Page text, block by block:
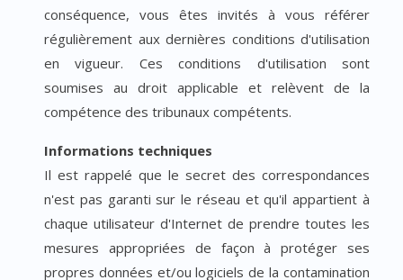
conséquence, vous êtes invités à vous référer
régulièrement aux dernières conditions d'utilisation
en vigueur. Ces conditions d'utilisation sont
soumises au droit applicable et relèvent de la
compétence des tribunaux compétents.
Informations techniques
Il est rappelé que le secret des correspondances
n'est pas garanti sur le réseau et qu'il appartient à
chaque utilisateur d'Internet de prendre toutes les
mesures appropriées de façon à protéger ses
propres données et/ou logiciels de la contamination